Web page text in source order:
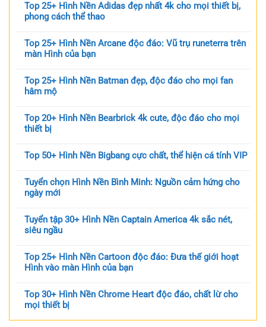
Top 25+ Hình Nền Adidas đẹp nhất 4k cho mọi thiết bị,
phong cách thể thao
Top 25+ Hình Nền Arcane độc đáo: Vũ trụ runeterra trên
màn Hình của bạn
Top 25+ Hình Nền Batman đẹp, độc đáo cho mọi fan
hâm mộ
Top 20+ Hình Nền Bearbrick 4k cute, độc đáo cho mọi
thiết bị
Top 50+ Hình Nền Bigbang cực chất, thể hiện cá tính VIP
Tuyển chọn Hình Nền Bình Minh: Nguồn cảm hứng cho
ngày mới
Tuyển tập 30+ Hình Nền Captain America 4k sắc nét,
siêu ngầu
Top 25+ Hình Nền Cartoon độc đáo: Đưa thế giới hoạt
Hình vào màn Hình của bạn
Top 30+ Hình Nền Chrome Heart độc đáo, chất lừ cho
mọi thiết bị